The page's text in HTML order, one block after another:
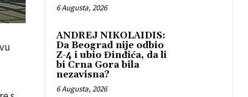
6 Augusta, 2026
ANDREJ NIKOLAIDIS:
Da Beograd nije odbio
Z-4 i ubio Đinđića, da li
bi Crna Gora bila
nezavisna?
6 Augusta, 2026